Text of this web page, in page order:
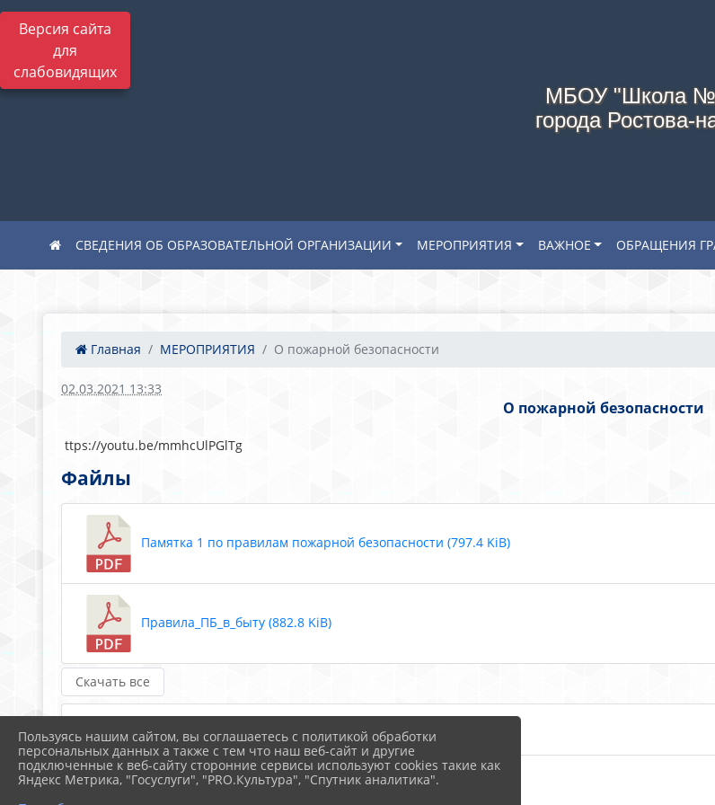
Версия сайта
для
слабовидящих
МБОУ "Школа №
города Ростова-
СВЕДЕНИЯ ОБ ОБРАЗОВАТЕЛЬНОЙ ОРГАНИЗАЦИИ МЕРОПРИЯТИЯ ВАЖНОЕ ОБРАЩЕНИЯ
Главная МЕРОПРИЯТИЯ О пожарной безопасности
02.03.2021 13:33
О пожарной безопасности
ttps://youtu.be/mmhcUlPGlTg
Файлы
Памятка 1 по правилам пожарной безопасности (797.4 KiB)
Правила_ПБ_в_быту (882.8 KiB)
Скачать все
правила пожарной безопасности
Учебно-тренировочное занятие
Пользуясь нашим сайтом, вы соглашаетесь с политикой обработки
персональных данных а также с тем что наш веб-сайт и другие
подключенные к веб-сайту сторонние сервисы используют cookies такие как
Яндекс Метрика, "Госуслуги", "PRO.Культура", "Спутник аналитика".